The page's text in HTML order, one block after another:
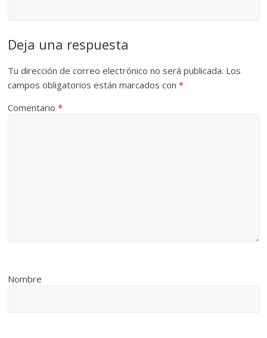
Deja una respuesta
Tu dirección de correo electrónico no será publicada. Los
campos obligatorios están marcados con*
Comentario*
Nombre